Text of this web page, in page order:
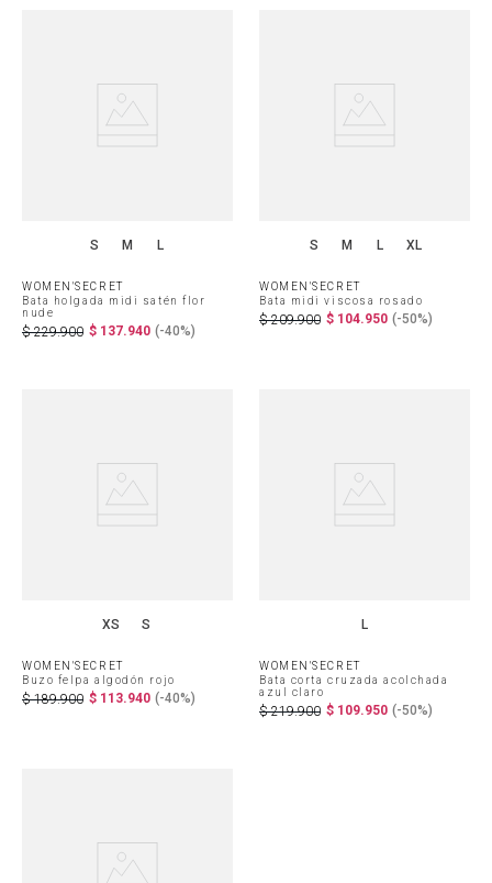
S M L
WOMEN'SECRET
Bata holgada midi satén flor
nude
$ 229.900 $ 137.940 (-40%)
S M L XL
WOMEN'SECRET
Bata midi viscosa rosado
$ 209.900 $ 104.950 (-50%)
XS S
WOMEN'SECRET
Buzo felpa algodón rojo
$ 189.900 $ 113.940 (-40%)
L
WOMEN'SECRET
Bata corta cruzada acolchada
azul claro
$ 219.900 $ 109.950 (-50%)